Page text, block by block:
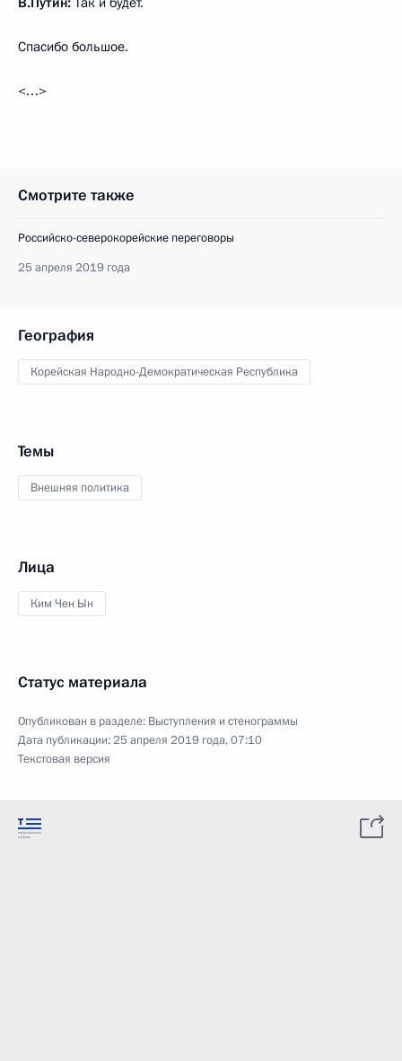
Спасибо большое.
<…>
Смотрите также
Российско-северокорейские переговоры
25 апреля 2019 года
География
Корейская Народно-Демократическая Республика
Темы
Внешняя политика
Лица
Ким Чен Ын
Статус материала
Опубликован в разделе: Выступления и стенограммы
Дата публикации:25 апреля 2019 года, 07:10
Текстовая версия